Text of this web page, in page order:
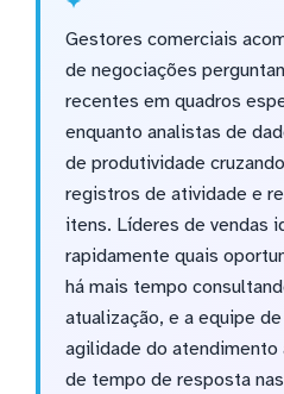
Gestores comerciais
de negociações
recentes em quadros
enquanto analistas de
de produtividade
registros de atividade e
itens. Líderes de vendas
rapidamente quais
há mais tempo
atualização, e a equipe
agilidade do atendimento
de tempo de resposta